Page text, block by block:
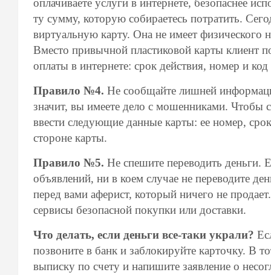
оплачиваете услуги в интернете, безопаснее
ту сумму, которую собираетесь потратить.
виртуальную карту. Она не имеет физического
Вместо привычной пластиковой карты клиент
оплаты в интернете: срок действия, номер и
Правило №4. Не сообщайте лишней
значит, вы имеете дело с мошенниками. Чтобы
ввести следующие данные карты: ее номер,
стороне карты.
Правило №5. Не спешите переводить деньги.
объявлений, ни в коем случае не переводите
перед вами аферист, который ничего не
сервисы безопасной покупки или доставки.
Что делать, если деньги все-таки украли?
позвоните в банк и заблокируйте карточку. В
выписку по счету и напишите заявление о